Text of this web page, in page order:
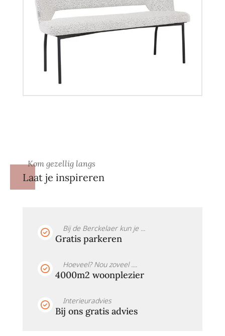
Kom gezellig langs
Laat je inspireren
Bij de Berckelaer kun je ...
Gratis parkeren
Hoeveel? Nou zoveel ....
4000m2 woonplezier
Interieuradvies
Bij ons gratis advies